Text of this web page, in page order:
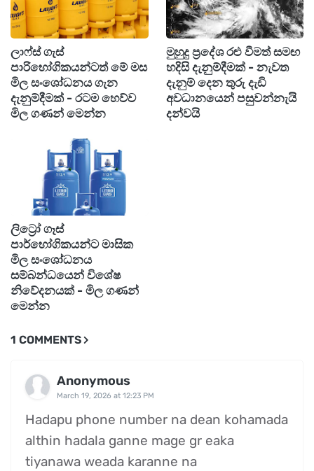
අයත්, අලුතින් වාහන මිලදී ගත් අයත් මුහුණ දෙන
ගැටලු හදුනාගෙන ඒවා හැකි ඉක්මනින් නිරාකරණය
කිරීමට කටයුතු කරමින් පවතින බවයි.
එමෙන්ම අත්‍යවශ්‍ය සේවාවන්ට, කෘෂිකර්ම
කටයුතුවලට ඉන්ධන සැපයීම ඇතුළු විශේෂිත ගැටලු
සම්බන්ධයෙන් සවස් වරුවේ තීරණ ගෙන අද දිනය
(15) තුළම ඒවාට විසඳුම් ලබාදීමට කටයුතු කරනු ඇති
බවත් ඔහු විසින් නිකුත් කළ නිවේදනයේ වැඩිදුරටත්
සඳහන් වී තිබේ.
ලාෆ්ස් ගැස්
පාරිභෝගිකයන්ටත් මේ මස
මිල සංශෝධනය ගැන
දැනුම්දීමක් - රටම හෙව්ව
මිල ගණන් මෙන්න
මුහුදු ප්‍රදේශ රළු වීමත් සමඟ
හදිසි දැනුම්දීමක් - නැවත
දැනුම් දෙන තුරු දැඩි
අවධානයෙන් පසුවන්නැයි
දන්වයි
ලිට්‍රෝ ගෑස්
පාර්භෝගිකයන්ට මාසික
මිල සංශෝධනය
සම්බන්ධයෙන් විශේෂ
නිවේදනයක් - මිල ගණන්
මෙන්න
1 COMMENTS
Anonymous
March 19, 2026 at 12:23 PM
Hadapu phone number na dean kohamada
althin hadala ganne mage gr eaka
tiyanawa weada karanne na